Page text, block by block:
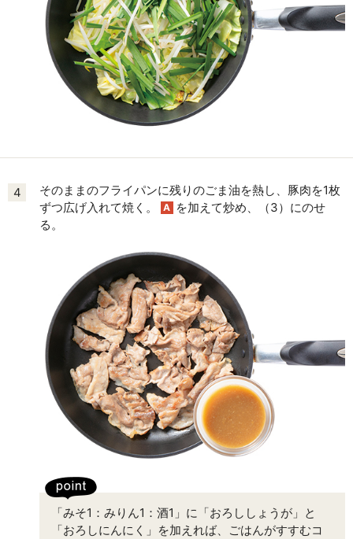
4
そのままのフライパンに残りのごま油を熱し、豚肉を1枚
ずつ広げ入れて焼く。
A を加えて炒め、（3）にのせ
る。
「みそ1：みりん1：酒1」に「おろししょうが」と
「おろしにんにく」を加えれば、ごはんがすすむコ